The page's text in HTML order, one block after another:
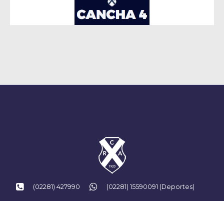
(02281) 427990 (02281) 15590091 (Deportes)